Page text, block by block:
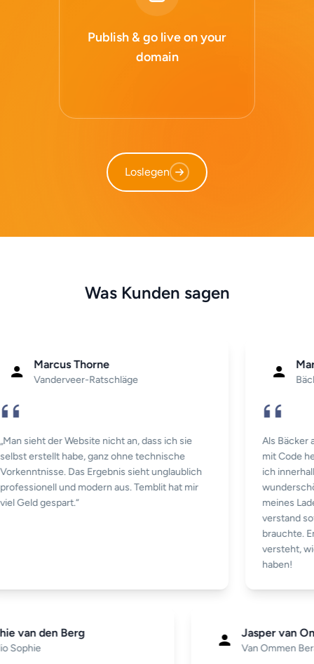
Publish & go live on your
domain
Loslegen
Was Kunden sagen
Marcus Thorne
Vanderveer-Ratschläge
sieht der Website nicht an, dass ich sie
erstellt habe, ganz ohne technische
Das Ergebnis sieht unglaublich
und modern aus. Temblit hat mir
Geld gespart.“
Als Bäcker
mit Code
ich
meines
verstand
brauchte.
versteht,
haben!
van den Berg
Sophie
Jasper van
Van Ommen